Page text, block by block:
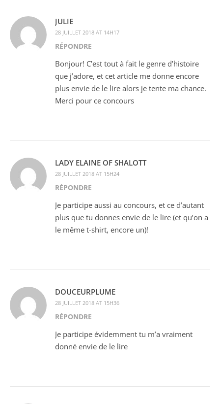
JULIE
28 JUILLET 2018 AT 14H17
RÉPONDRE
Bonjour! C’est tout à fait le genre d’histoire
que j’adore, et cet article me donne encore
plus envie de le lire alors je tente ma chance.
Merci pour ce concours
LADY ELAINE OF SHALOTT
28 JUILLET 2018 AT 15H24
RÉPONDRE
Je participe aussi au concours, et ce d’autant
plus que tu donnes envie de le lire (et qu’on a
le même t-shirt, encore un)!
DOUCEURPLUME
28 JUILLET 2018 AT 15H36
RÉPONDRE
Je participe évidemment tu m’a vraiment
donné envie de le lire